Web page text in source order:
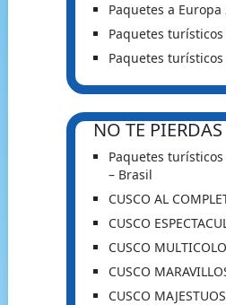
Paquetes a Europa
Paquetes
Paquetes
NO TE PIERDAS
Paquetes
– Brasil
CUSCO AL
CUSCO
CUSCO
CUSCO
CUSCO